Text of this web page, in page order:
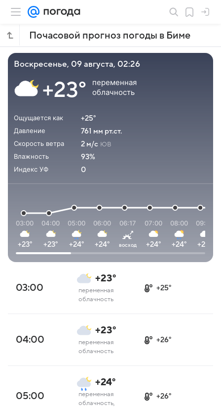
Почасовой прогноз погоды в Биме
воскресенье, 09 августа, 02:26
+23°
переменная
облачность
Ощущается как
+25°
Давление
761 мм рт.ст.
Скорость ветра
2 м/с ЮВ
Влажность
93%
Индекс УФ
0
03:00
+23°
04:00
+23°
05:00
+24°
06:00
+24°
06:17
восход
07:00
+24°
08:00
+24°
09:00
+24°
03:00
+23°
переменная
облачность
+25°
04:00
+23°
переменная
облачность
+26°
05:00
+24°
переменная
облачность,
+26°